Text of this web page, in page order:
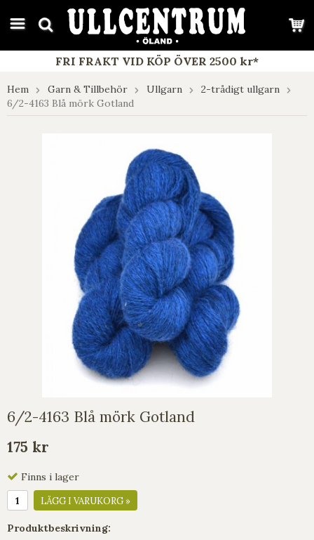
google-site-verification: google7e4b1026db5d9f32.html
FRI FRAKT VID KÖP ÖVER 2500 kr*
Hem Garn & Tillbehör Ullgarn
2-trådigt ullgarn
6/2-4163 Blå mörk Gotland
6/2-4163 Blå mörk Gotland
175 kr
Finns i lager
LÄGG I VARUKORG »
Produktbeskrivning: